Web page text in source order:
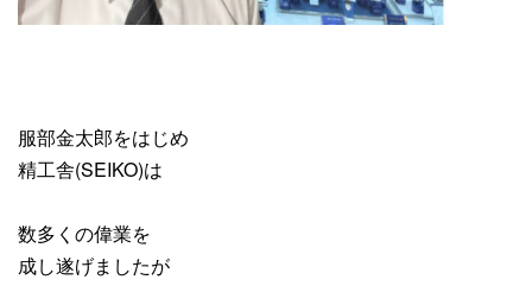
服部金太郎をはじめ
精工舎(SEIKO)は
数多くの偉業を
成し遂げましたが